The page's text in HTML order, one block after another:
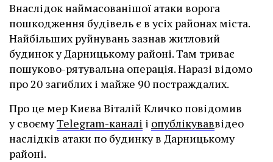
Внаслідок наймасованішої атаки ворога
пошкодження будівель є в усіх районах міста.
Найбільших руйнувань зазнав житловий
будинок у Дарницькому районі. Там триває
пошуково-рятувальна операція. Наразі відомо
про 20 загиблих і майже 90 постраждалих.
Про це мер Києва Віталій Кличко повідомив
у своємуTelegram-каналі і опублікуваввідео
наслідків атаки по будинку в Дарницькому
районі.